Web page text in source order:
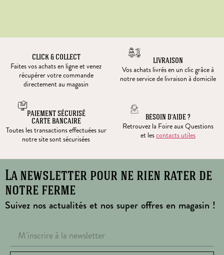
CLICK & COLLECT
Faites vos achats en ligne et venez
récupérer votre commande
directement au magasin
LIVRAISON
Vos achats livrés en un clic grâce à
notre service de livraison à domicile
PAIEMENT SÉCURISÉ
CARTE BANCAIRE
Toutes les transactions effectuées sur
notre site sont sécurisées
BESOIN D’AIDE ?
Retrouvez la Foire aux Questions
et lescontacts utiles
La newsletter pour ne rien rater de
notre ferme
Suivez nos actualités et nos super offres en magasin !